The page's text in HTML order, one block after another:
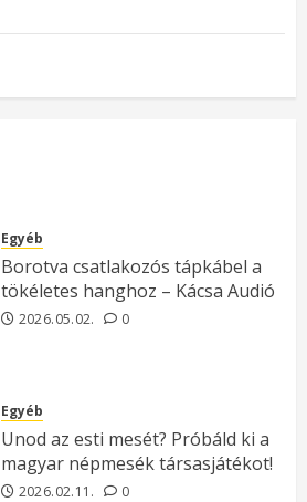
Egyéb
Borotva csatlakozós tápkábel a
tökéletes hanghoz – Kácsa Audió
2026.05.02. 0
Egyéb
Unod az esti mesét? Próbáld ki a
magyar népmesék társasjátékot!
2026.02.11. 0